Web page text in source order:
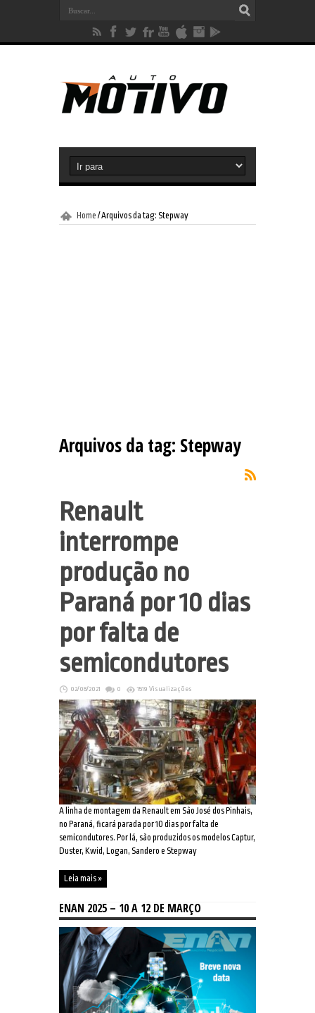
Home /Arquivos da tag: Stepway
Arquivos da tag: Stepway
Renault
interrompe
produção no
Paraná por 10 dias
por falta de
semicondutores
02/08/2021 0 1519 Visualizações
A linha de montagem da Renault em São José dos Pinhais,
no Paraná, ficará parada por 10 dias por falta de
semicondutores. Por lá, são produzidos os modelos Captur,
Duster, Kwid, Logan, Sandero e Stepway
Leia mais »
ENAN 2025 – 10 A 12 DE MARÇO